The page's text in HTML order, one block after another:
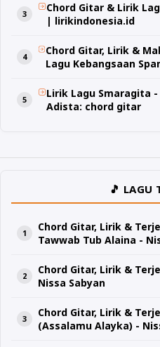
Chord Gitar & Lirik
| lirikindonesia.id
Chord Gitar, Lirik &
Lagu Kebangsaan
Lirik Lagu Smaragita
Adista: chord gitar
🎵 LAGU
Chord Gitar, Lirik &
Tawwab Tub Alaina -
Chord Gitar, Lirik &
Nissa Sabyan
Chord Gitar, Lirik &
(Assalamu Alayka) -